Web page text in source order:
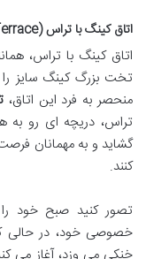
اتاق کینگ با تراس (King Room with Terrace)
اتاق کینگ با تراس،
تخت بزرگ کینگ سایز
منحصر به فرد این اتاق،
تراس، دریچه ای رو به
گشاید و به مهمانان
کنند.
تصور کنید صبح خود
خصوصی خود، در حالی